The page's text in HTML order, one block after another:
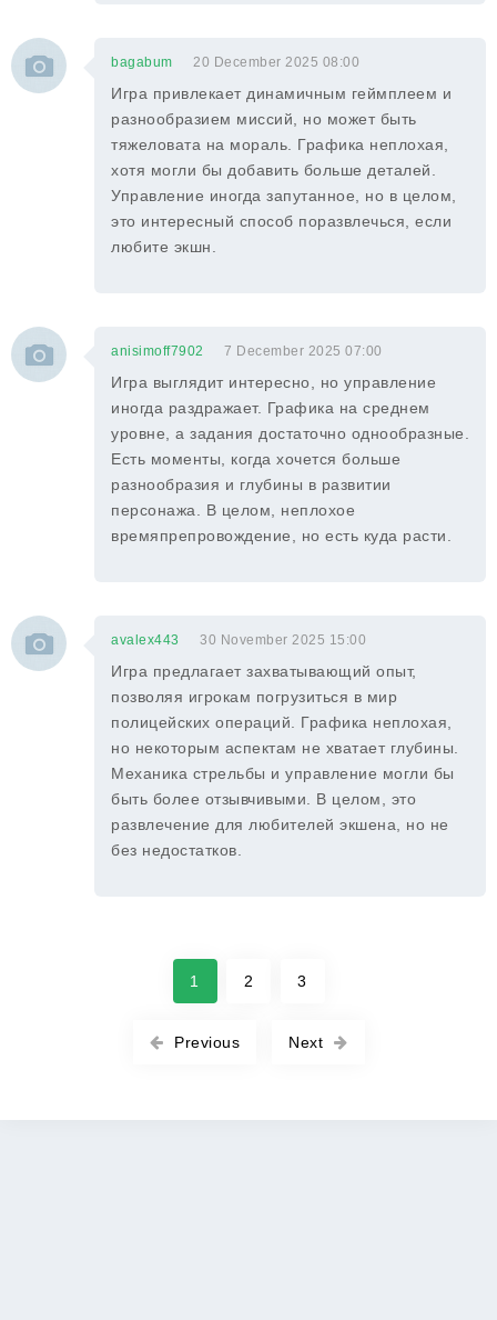
bagabum 20 December 2025 08:00
Игра привлекает динамичным геймплеем и
разнообразием миссий, но может быть
тяжеловата на мораль. Графика неплохая,
хотя могли бы добавить больше деталей.
Управление иногда запутанное, но в целом,
это интересный способ поразвлечься, если
любите экшн.
anisimoff7902 7 December 2025 07:00
Игра выглядит интересно, но управление
иногда раздражает. Графика на среднем
уровне, а задания достаточно однообразные.
Есть моменты, когда хочется больше
разнообразия и глубины в развитии
персонажа. В целом, неплохое
времяпрепровождение, но есть куда расти.
avalex443 30 November 2025 15:00
Игра предлагает захватывающий опыт,
позволяя игрокам погрузиться в мир
полицейских операций. Графика неплохая,
но некоторым аспектам не хватает глубины.
Механика стрельбы и управление могли бы
быть более отзывчивыми. В целом, это
развлечение для любителей экшена, но не
без недостатков.
Previous
1 2 3
Next